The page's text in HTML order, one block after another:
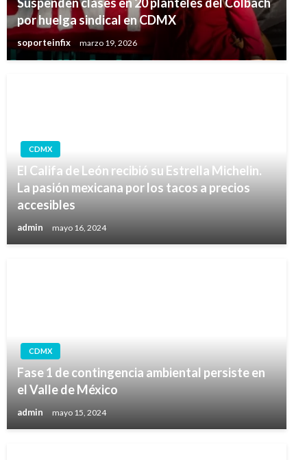
por huelga sindical en CDMX
soporteinfix marzo 19, 2026
CDMX
El Califa de León recibió su Estrella Michelin.
La pasión mexicana por los tacos a precios
accesibles
admin mayo 16, 2024
CDMX
Fase 1 de contingencia ambiental persiste en
el Valle de México
admin mayo 15, 2024